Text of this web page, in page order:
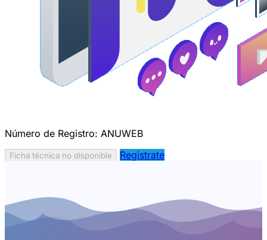
Número de Registro: ANUWEB
Ficha técnica no disponible Registrate